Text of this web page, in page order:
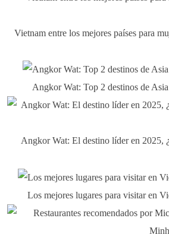
Vietnam entre los mejores países para
Angkor Wat: Top 2 destinos de
Angkor Wat: El destino líder en 2025,
Los mejores lugares para visitar en